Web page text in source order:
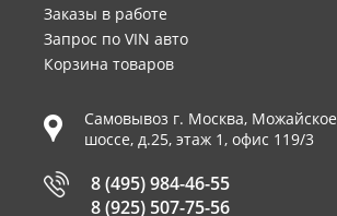
Заказы в работе
Запрос по VIN авто
Корзина товаров
Самовывоз г. Москва, Можайское
шоссе, д.25, этаж 1, офис 119/3
8 (495) 984-46-55
8 (925) 507-75-56